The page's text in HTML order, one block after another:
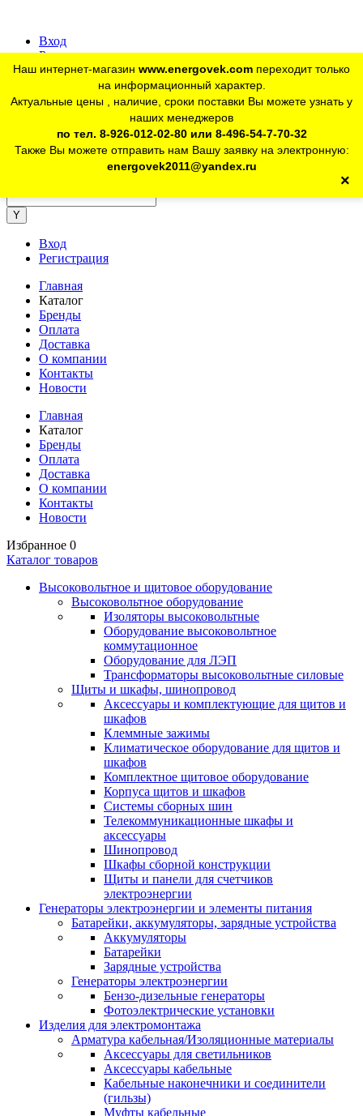
Вход
Регистрация
Для юр. лиц:+7 (926) 012-02-80
telegram Розничный магазин:+7 (925) 902-46-10
Наш интернет-магазин www.energovek.com переходит только
на информационный характер.
Актуальные цены , наличие, сроки поставки Вы можете узнать у
наших менеджеров
по тел. 8-926-012-02-80 или 8-496-54-7-70-32
Также Вы можете отправить нам Вашу заявку на электронную:
energovek2011@yandex.ru
×
Вход
Регистрация
Главная
Каталог
Бренды
Оплата
Доставка
О компании
Контакты
Новости
Главная
Каталог
Бренды
Оплата
Доставка
О компании
Контакты
Новости
Избранное 0
Каталог товаров
Высоковольтное и щитовое оборудование
Высоковольтное оборудование
Изоляторы высоковольтные
Оборудование высоковольтное
коммутационное
Оборудование для ЛЭП
Трансформаторы высоковольтные силовые
Щиты и шкафы, шинопровод
Аксессуары и комплектующие для щитов и
шкафов
Клеммные зажимы
Климатическое оборудование для щитов и
шкафов
Комплектное щитовое оборудование
Корпуса щитов и шкафов
Системы сборных шин
Телекоммуникационные шкафы и
аксессуары
Шинопровод
Шкафы сборной конструкции
Щиты и панели для счетчиков
электроэнергии
Генераторы электроэнергии и элементы питания
Батарейки, аккумуляторы, зарядные устройства
Аккумуляторы
Батарейки
Зарядные устройства
Генераторы электроэнергии
Бензо-дизельные генераторы
Фотоэлектрические установки
Изделия для электромонтажа
Арматура кабельная/Изоляционные материалы
Аксессуары для светильников
Аксессуары кабельные
Кабельные наконечники и соединители
(гильзы)
Муфты кабельные